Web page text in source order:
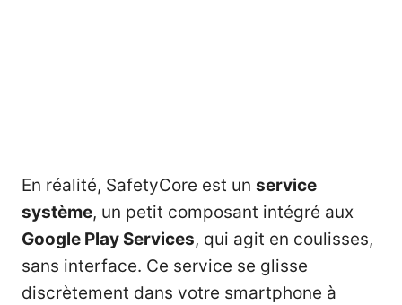
En réalité, SafetyCore est un service
système, un petit composant intégré aux
Google Play Services, qui agit en coulisses,
sans interface. Ce service se glisse
discrètement dans votre smartphone à